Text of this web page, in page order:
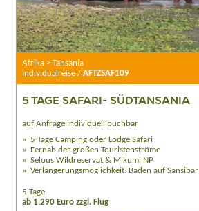
Afrika > Tansania
Individualreise / AFTZSAF109
5 TAGE SAFARI- SÜDTANSANIA
auf Anfrage individuell buchbar
5 Tage Camping oder Lodge Safari
Fernab der großen Touristenströme
Selous Wildreservat & Mikumi NP
Verlängerungsmöglichkeit: Baden auf Sansibar
5 Tage
ab 1.290 Euro zzgl. Flug